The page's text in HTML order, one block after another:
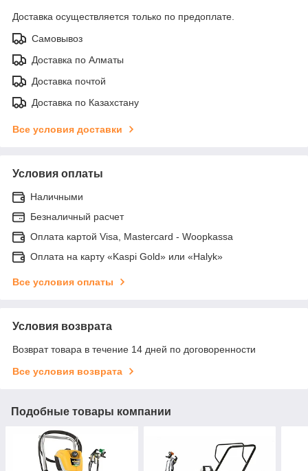
Доставка осуществляется только по предоплате.
Самовывоз
Доставка по Алматы
Доставка почтой
Доставка по Казахстану
Все условия доставки
Условия оплаты
Наличными
Безналичный расчет
Оплата картой Visa, Mastercard - Woopkassa
Оплата на карту «Kaspi Gold» или «Halyk»
Все условия оплаты
Условия возврата
Возврат товара в течение 14 дней по договоренности
Все условия возврата
Подобные товары компании